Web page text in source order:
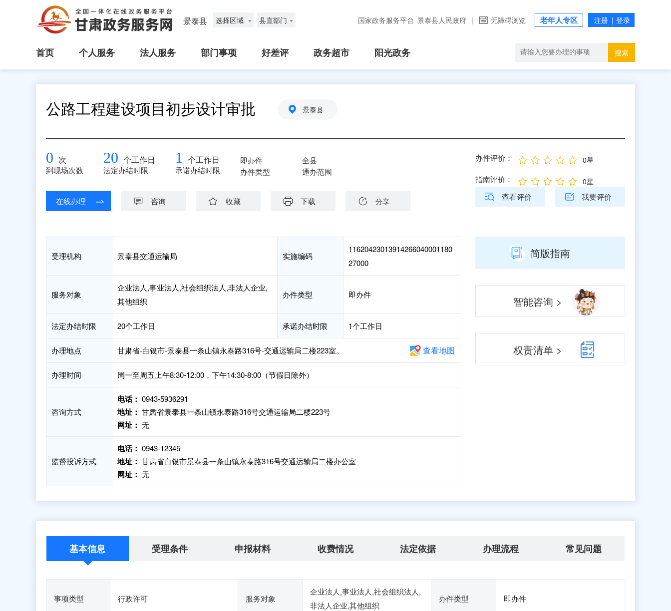
景泰县 选择区域 县直部门 国家政务服务平台 景泰县人民政府 | 无障碍浏览 老年人专区
首页 个人服务 法人服务 部门事项 好差评 政务超市 阳光政务 搜索
公路工程建设项目初步设计审批 景泰县
0 次
到现场次数
20 个工作日
法定办结时限
1 个工作日
承诺办结时限
即办件
办件类型
全县
通办范围
在线办理 咨询 收藏 下载 分享
办件评价： 0星
指南评价： 0星
查看评价 我要评价
受理机构 景泰县交通运输局 实施编码
11620423013914266040001180
27000
服务对象
企业法人,事业法人,社会组织法人,非法人企业,
其他组织
办件类型 即办件
法定办结时限 20个工作日 承诺办结时限 1个工作日
办理地点 甘肃省-白银市-景泰县一条山镇永泰路316号-交通运输局二楼223室。 查看地图
办理时间 周一至周五上午8:30-12:00，下午14:30-8:00（节假日除外）
咨询方式
电话： 0943-5936291
地址： 甘肃省景泰县一条山镇永泰路316号交通运输局二楼223号
网址： 无
监督投诉方式
电话： 0943-12345
地址： 甘肃省白银市景泰县一条山镇永泰路316号交通运输局二楼办公室
网址： 无
简版指南
智能咨询 >
权责清单 >
基本信息 受理条件 申报材料 收费情况 法定依据 办理流程 常见问题
事项类型 行政许可 服务对象
企业法人,事业法人,社会组织法人,
非法人企业,其他组织
办件类型 即办件